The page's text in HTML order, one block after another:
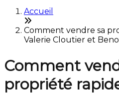
Accueil
Comment vendre sa
Valerie Cloutier et
Comment
propriété